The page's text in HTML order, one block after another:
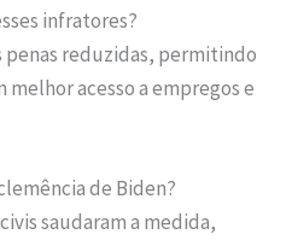
infratores?
penas reduzidas, permitindo
melhor acesso a empregos e
de Biden?
saudaram a medida,